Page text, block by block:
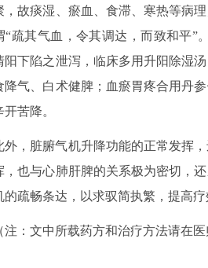
，故痰湿、瘀血、食滞、寒热等病
“疏其气血，令其调达，而致和平
阳下陷之泄泻，临床多用升阳除湿
降气、白术健脾；血瘀胃疼合用丹
苦降。
外，脏腑气机升降功能的正常发挥
，也与心肺肝脾的关系极为密切，
的疏畅条达，以求驭简执繁，提高
注：文中所载药方和治疗方法请在医